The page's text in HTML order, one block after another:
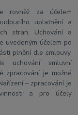
rovněž za účelem
uplatnění a
stran. Uchování a
uvedeným účelem po
plnění dle smlouvy,
uchování smluvní
zpracování je možné
– zpracování je
a pro účely